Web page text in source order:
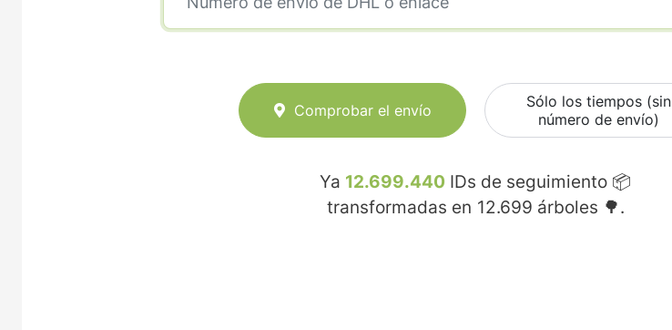
Comprobar el envío
Sólo los tiempos (sin
número de envío)
Ya 12.699.440 IDs de seguimiento 📦
transformadas en 12.699 árboles 🌳.